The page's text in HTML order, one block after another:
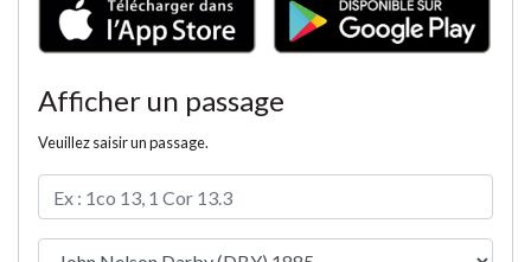
Afficher un passage
Veuillez saisir un passage.